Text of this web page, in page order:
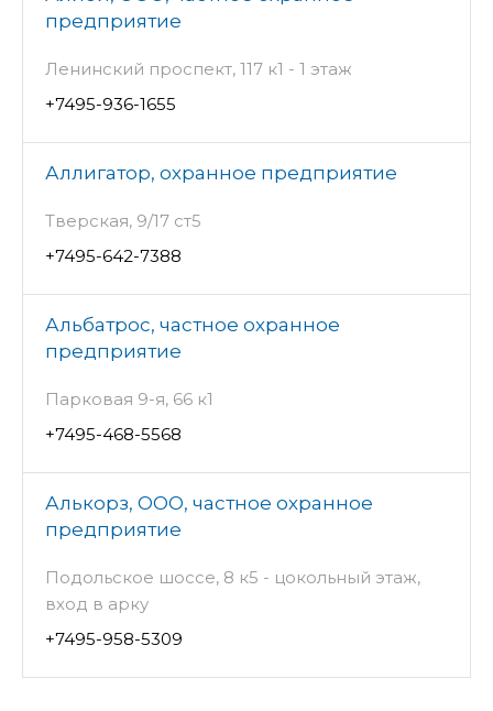
предприятие
Ленинский проспект, 117 к1 - 1 этаж
+7495-936-1655
Аллигатор, охранное предприятие
Тверская, 9/17 ст5
+7495-642-7388
Альбатрос, частное охранное
предприятие
Парковая 9-я, 66 к1
+7495-468-5568
Алькорз, ООО, частное охранное
предприятие
Подольское шоссе, 8 к5 - цокольный этаж,
вход в арку
+7495-958-5309